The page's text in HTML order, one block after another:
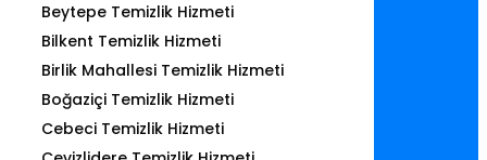
Beytepe Temizlik Hizmeti
Bilkent Temizlik Hizmeti
Birlik Mahallesi Temizlik Hizmeti
Boğaziçi Temizlik Hizmeti
Cebeci Temizlik Hizmeti